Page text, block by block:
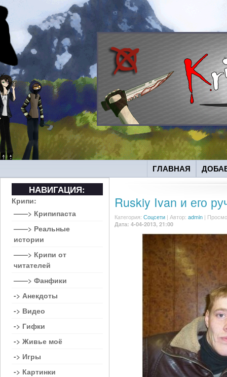
ГЛАВНАЯ
Ruskiy Ivan и его
Категория: Соцсети | Автор: admin |
Дата: 4-04-2013, 21:00
НАВИГАЦИЯ:
Крипи:
——> Крипипаста
——> Реальные
истории
——> Крипи от
читателей
——> Фанфики
-> Анекдоты
-> Видео
-> Гифки
-> Живье моё
-> Игры
-> Картинки